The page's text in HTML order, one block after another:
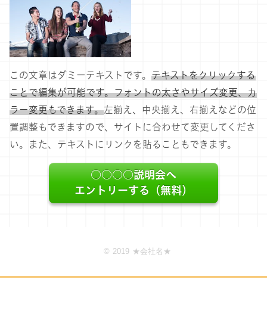
この文章はダミーテキストです。 テキストをクリックする
ことで編集が可能です。フォントの太さやサイズ変更、カ
ラー変更もできます。左揃え、中央揃え、右揃えなどの位
置調整もできますので、サイトに合わせて変更してくださ
い。また、テキストにリンクを貼ることもできます。
○○○○説明会へ
エントリーする（無料）
© 2019 ★会社名★